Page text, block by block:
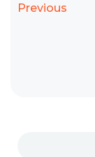
Previous